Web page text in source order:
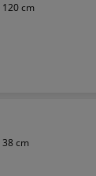
120 cm
38 cm